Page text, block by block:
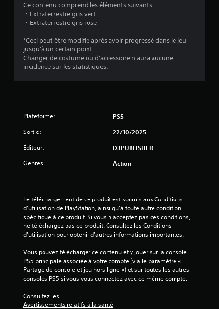
u
r
5
(
1
1
Ce contenu comprend les éléments suivants.
・Extraterrestre gris vert
・Extraterrestre gris rose
*Ceci peut être modifié après avoir progressé dans le jeu
jusqu'à un certain point.
Changer de costume ou d'accessoire n'aura aucune
incidence sur les statistiques.
Plateforme: PS5
Sortie: 22/10/2025
Éditeur: D3PUBLISHER
Genres: Action
Le téléchargement de ce produit est soumis aux Conditions
d'utilisation de PlayStation, ainsi qu'à toute autre condition
spécifique à ce produit. Si vous n'acceptez pas ces conditions,
ne téléchargez pas ce produit. Consultez les Conditions
d'utilisation pour obtenir d'autres informations importantes.
Vous pouvez télécharger ce contenu et y jouer sur la console
PS5 principale associée à votre compte (via le paramètre «
Partage de console et jeu hors ligne ») et sur toutes les autres
consoles PS5 si vous vous connectez avec ce même compte.
Consultez les
Avertissements relatifs à la santé